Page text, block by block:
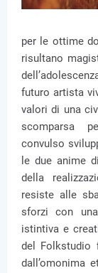
per le ottime
risultano
futuro artista
valori di una
scomparsa
convulso
le due anime
della
resiste alle
sforzi con
istintiva e
del Folkstudio
dall’omonima